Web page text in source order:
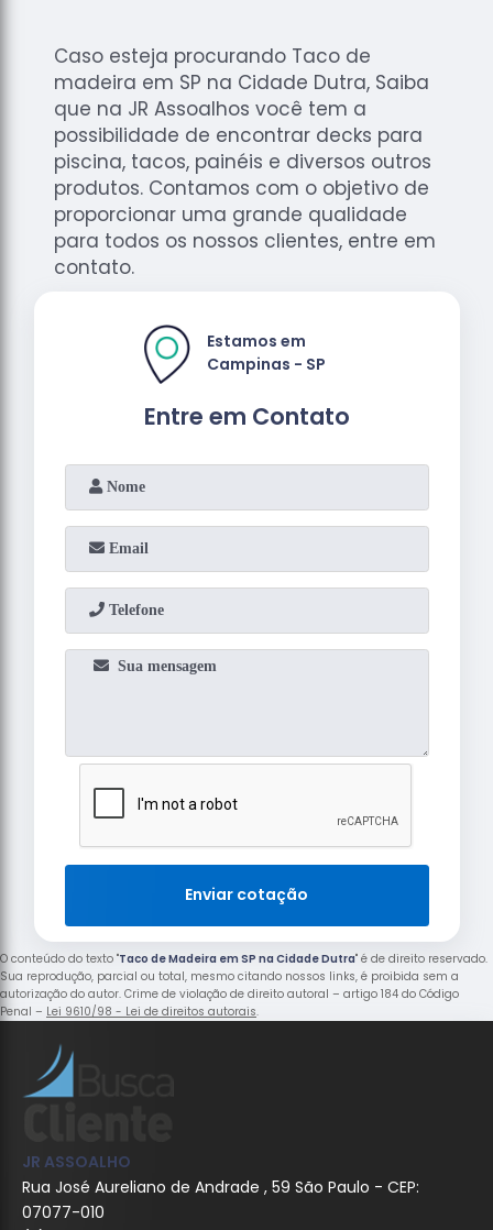
Caso esteja procurando Taco de
madeira em SP na Cidade Dutra, Saiba
que na JR Assoalhos você tem a
possibilidade de encontrar decks para
piscina, tacos, painéis e diversos outros
produtos. Contamos com o objetivo de
proporcionar uma grande qualidade
para todos os nossos clientes, entre em
contato.
Entre em Contato
Estamos em
Campinas - SP
Enviar cotação
O conteúdo do texto "Taco de Madeira em SP na Cidade Dutra" é de direito reservado.
Sua reprodução, parcial ou total, mesmo citando nossos links, é proibida sem a
autorização do autor. Crime de violação de direito autoral – artigo 184 do Código
Penal – Lei 9610/98 - Lei de direitos autorais.
JR ASSOALHO
Rua José Aureliano de Andrade , 59 São Paulo - CEP:
07077-010